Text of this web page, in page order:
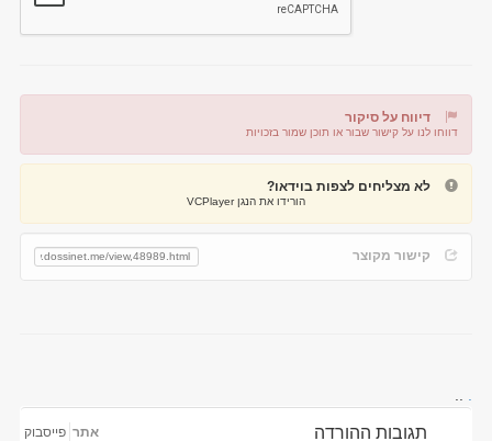
דיווח על סיקור
דווחו לנו על קישור שבור או תוכן שמור בזכויות
דיווח על קישור שבור
לא מצליחים לצפות בוידאו?
הורידו את הנגן VCPlayer
קישור מקוצר
תגובות ההורדה אתר פייסבוק